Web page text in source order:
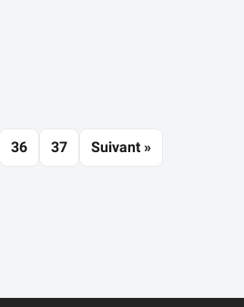
36 37 Suivant »